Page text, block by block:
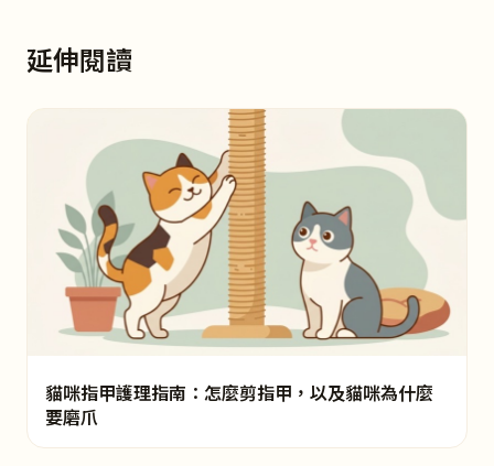
延伸閱讀
貓咪指甲護理指南：怎麼剪指甲，以及貓咪為什麼
要磨爪